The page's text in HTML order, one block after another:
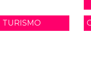
TURISMO